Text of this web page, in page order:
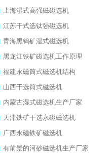
上海湿式高强磁磁选机
江苏干式选钛强磁选机
青海黑钨矿湿式磁选机
黑龙江铁矿磁选机工作原理
福建永磁筒式磁选机结构
山西干选筒式磁选机
内蒙古湿式磁选机生产厂家
天津铁矿干选永磁磁选机
广西永磁铁矿磁选机
有前景的河砂磁选机生产厂家